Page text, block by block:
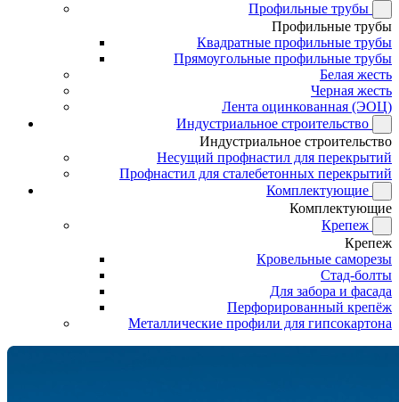
Профильные трубы
Профильные трубы
Квадратные профильные трубы
Прямоугольные профильные трубы
Белая жесть
Черная жесть
Лента оцинкованная (ЭОЦ)
Индустриальное строительство
Индустриальное строительство
Несущий профнастил для перекрытий
Профнастил для сталебетонных перекрытий
Комплектующие
Комплектующие
Крепеж
Крепеж
Кровельные саморезы
Стад-болты
Для забора и фасада
Перфорированный крепёж
Металлические профили для гипсокартона